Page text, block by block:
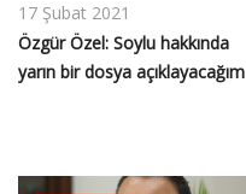
17 Şubat 2021
Özgür Özel: Soylu hakkında
yarın bir dosya açıklayacağım